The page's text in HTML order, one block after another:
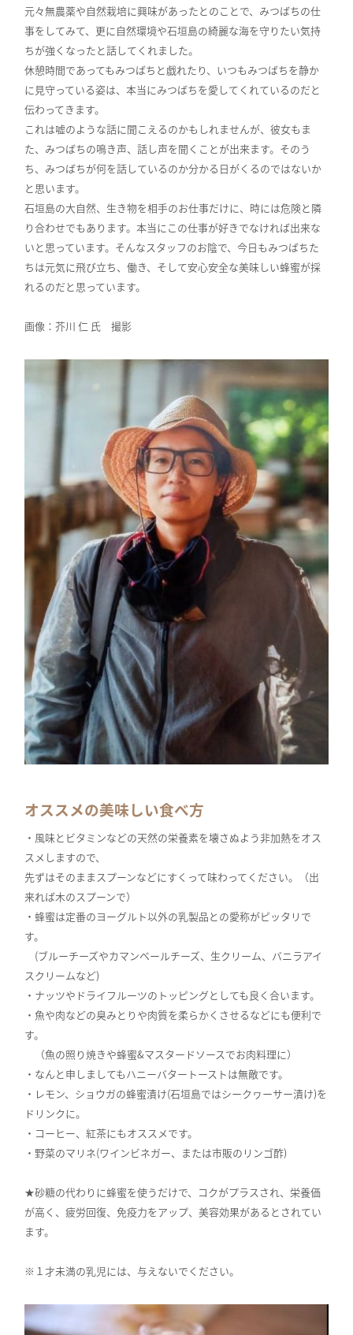
元々無農薬や自然栽培に興味があったとのことで、みつばちの仕
事をしてみて、更に自然環境や石垣島の綺麗な海を守りたい気持
ちが強くなったと話してくれました。
休憩時間であってもみつばちと戯れたり、いつもみつばちを静か
に見守っている姿は、本当にみつばちを愛してくれているのだと
伝わってきます。
これは嘘のような話に聞こえるのかもしれませんが、彼女もま
た、みつばちの鳴き声、話し声を聞くことが出来ます。そのう
ち、みつばちが何を話しているのか分かる日がくるのではないか
と思います。
石垣島の大自然、生き物を相手のお仕事だけに、時には危険と隣
り合わせでもあります。本当にこの仕事が好きでなければ出来な
いと思っています。そんなスタッフのお陰で、今日もみつばちた
ちは元気に飛び立ち、働き、そして安心安全な美味しい蜂蜜が採
れるのだと思っています。
画像：芥川 仁 氏 撮影
オススメの美味しい食べ方
・風味とビタミンなどの天然の栄養素を壊さぬよう非加熱をオス
スメしますので、
先ずはそのままスプーンなどにすくって味わってください。（出
来れば木のスプーンで）
・蜂蜜は定番のヨーグルト以外の乳製品との愛称がピッタリで
す。
(ブルーチーズやカマンベールチーズ、生クリーム、バニラアイ
スクリームなど)
・ナッツやドライフルーツのトッピングとしても良く合います。
・魚や肉などの臭みとりや肉質を柔らかくさせるなどにも便利で
す。
（魚の照り焼きや蜂蜜&マスタードソースでお肉料理に）
・なんと申しましてもハニーバタートーストは無敵です。
・レモン、ショウガの蜂蜜漬け(石垣島ではシークヮーサー漬け)を
ドリンクに。
・コーヒー、紅茶にもオススメです。
・野菜のマリネ(ワインビネガー、または市販のリンゴ酢)
★砂糖の代わりに蜂蜜を使うだけで、コクがプラスされ、栄養価
が高く、疲労回復、免疫力をアップ、美容効果があるとされてい
ます。
※１才未満の乳児には、与えないでください。